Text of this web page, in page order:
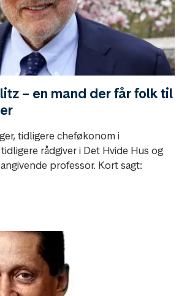
– en mand der får folk til
tidligere cheføkonom i
rådgiver i Det Hvide Hus og
professor. Kort sagt: